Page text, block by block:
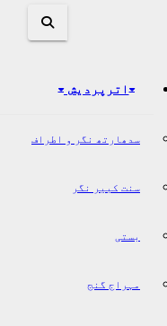
اترپردیش
سدھارتھ نگر و اطراف
سنت کبیر نگر
بستی
مہراج گنج